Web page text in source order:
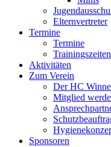
Elternvertreter
Termine
Termine
Trainingszeiten
Aktivitäten
Zum Verein
Der HC
Mitglied
Sponsoren